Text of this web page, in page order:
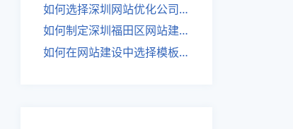
如何选择深圳网站优化公司的最佳域名？
如何制定深圳福田区网站建设公司的网站优化推广策略？
如何在网站建设中选择模板建站和定制开发？